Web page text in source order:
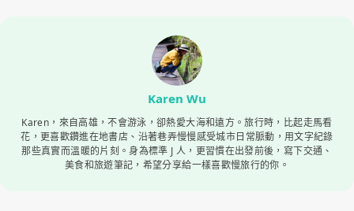
Karen Wu
Karen，來自高雄，不會游泳，卻熱愛大海和遠方。旅行時，比起走馬看
花，更喜歡鑽進在地書店、沿著巷弄慢慢感受城市日常脈動，用文字紀錄
那些真實而溫暖的片刻。身為標準 J 人，更習慣在出發前後，寫下交通、
美食和旅遊筆記，希望分享給一樣喜歡慢旅行的你。